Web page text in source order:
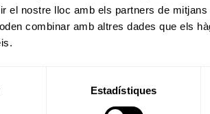
el nostre lloc amb els partners de
combinar amb altres dades que els
Estadístiques